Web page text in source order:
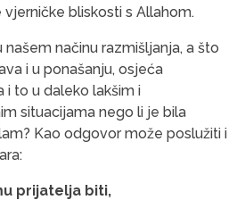
bliskosti s Allahom.
načinu razmišljanja, a što
i u ponašanju, osjeća
to u daleko lakšim i
situacijama nego li je bila
Kao odgovor može poslužiti i
prijatelja biti,